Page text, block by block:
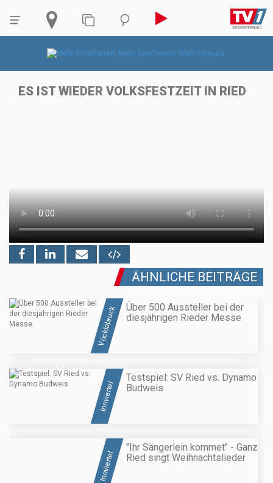
ES IST WIEDER VOLKSFESTZEIT IN RIED
ÄHNLICHE BEITRÄGE
Vöcklabruck
Über 500 Aussteller bei der
diesjährigen Rieder Messe
Innviertel
Testspiel: SV Ried vs. Dynamo
Budweis
Innviertel
"Ihr Sängerlein kommet" - Ganz
Ried singt Weihnachtslieder